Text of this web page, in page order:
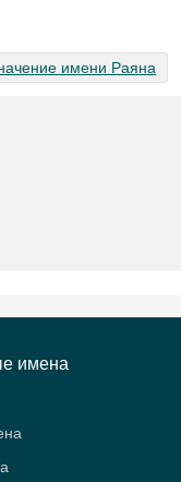
имени Раяна
имена